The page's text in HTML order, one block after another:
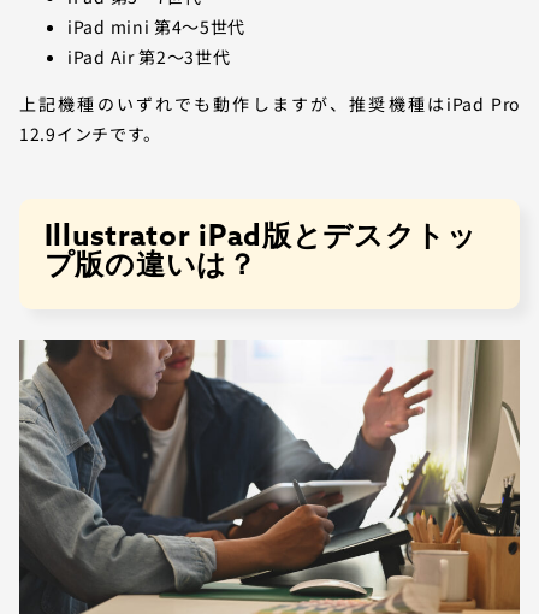
iPad mini 第4～5世代
iPad Air 第2～3世代
上記機種のいずれでも動作しますが、推奨機種はiPad Pro
12.9インチです。
Illustrator iPad版とデスクトッ
プ版の違いは？